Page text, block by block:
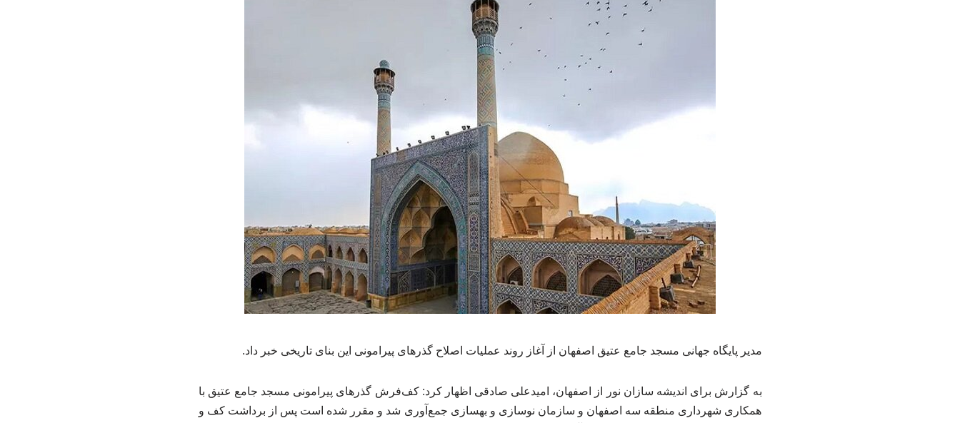
مدیر پایگاه جهانی مسجد جامع عتیق اصفهان از آغاز روند عملیات اصلاح گذرهای پیرامونی این بنای تاریخی خبر داد.
به گزارش برای اندیشه سازان نور از اصفهان، امیدعلی صادقی اظهار کرد: کف‌فرش گذرهای پیرامونی مسجد جامع عتیق با
همکاری شهرداری منطقه سه اصفهان و سازمان نوسازی و بهسازی جمع‌آوری شد و مقرر شده است پس از برداشت کف و